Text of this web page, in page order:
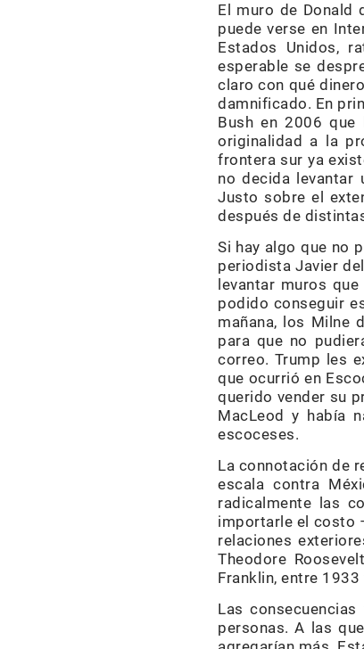
El muro de Donald
puede verse en
Estados Unidos,
esperable se
claro con qué
damnificado. En
Bush en 2006 que
originalidad a la
frontera sur ya
no decida levantar
Justo sobre el
después de
Si hay algo que no
periodista Javier
levantar muros
podido conseguir
mañana, los Milne
para que no
correo. Trump les
que ocurrió en
querido vender su
MacLeod y había
escoceses.
La connotación de
escala contra
radicalmente las
importarle el costo
relaciones
Theodore
Franklin, entre 1933
Las
personas. A las